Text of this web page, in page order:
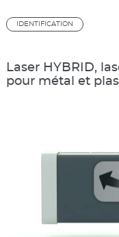
IDENTIFICATION
Laser HYBRID,
pour métal et